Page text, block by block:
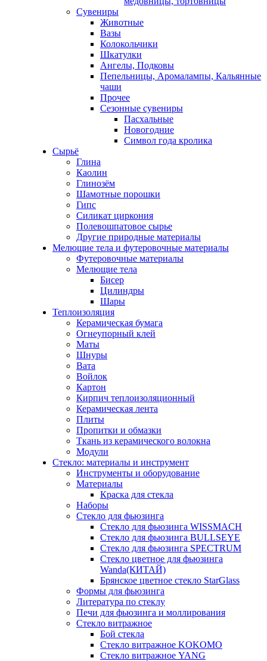
Сувениры
Животные
Вазы
Колокольчики
Шкатулки
Ангелы, Подковы
Пепельницы, Аромалампы, Кальянные
чаши
Прочее
Сезонные сувениры
Пасхальные
Новогодние
Символ года кролика
Сырьё
Глина
Каолин
Глинозём
Шамотные порошки
Гипс
Силикат циркония
Полевошпатовое сырье
Другие природные материалы
Мелющие тела и футеровочные материалы
Футеровочные материалы
Мелющие тела
Бисер
Цилиндры
Шары
Теплоизоляция
Керамическая бумага
Огнеупорный клей
Маты
Шнуры
Вата
Войлок
Картон
Кирпич теплоизоляционный
Керамическая лента
Плиты
Пропитки и обмазки
Ткань из керамического волокна
Модули
Стекло: материалы и инструмент
Инструменты и оборудование
Материалы
Краска для стекла
Наборы
Стекло для фьюзинга
Стекло для фьюзинга WISSMACH
Стекло для фьюзинга BULLSEYE
Стекло для фьюзинга SPECTRUM
Стекло цветное для фьюзинга
Wanda(КИТАЙ)
Брянское цветное стекло StarGlass
Формы для фьюзинга
Литература по стеклу
Печи для фьюзинга и моллирования
Стекло витражное
Бой стекла
Стекло витражное KOKOMO
Стекло витражное YANG